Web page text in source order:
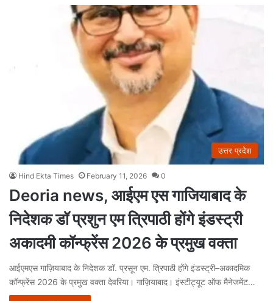
उत्तर प्रदेश
Hind Ekta Times February 11, 2026 0
Deoria news, आईएम एस गाजियाबाद के
निदेशक डॉ प्रशुन एम त्रिपाठी होंगे इंडस्ट्री
अकादमी कॉन्फ्रेंस 2026 के प्रमुख वक्ता
आईएमएस गाज़ियाबाद के निदेशक डॉ. प्रसून एम. त्रिपाठी होंगे इंडस्ट्री–अकादमिक
कॉन्फ्रेंस 2026 के प्रमुख वक्ता देवरिया। गाज़ियाबाद। इंस्टीट्यूट ऑफ मैनेजमेंट…